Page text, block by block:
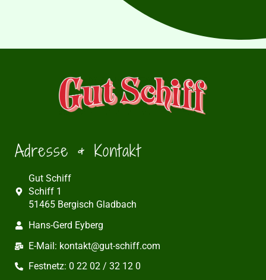
Adresse & Kontakt
Gut Schiff
Schiff 1
51465 Bergisch Gladbach
Hans-Gerd Eyberg
E-Mail: kontakt@gut-schiff.com
Festnetz: 0 22 02 / 32 12 0